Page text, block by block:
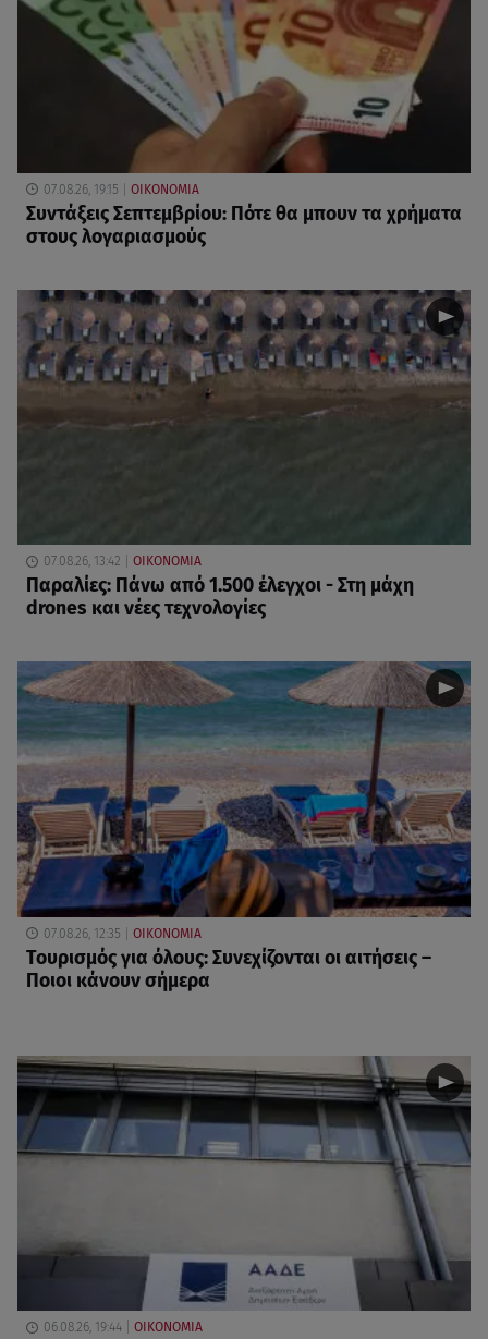
07.08.26, 19:15 ΟΙΚΟΝΟΜΙΑ
Συντάξεις Σεπτεμβρίου: Πότε θα μπουν τα χρήματα
στους λογαριασμούς
07.08.26, 13:42 ΟΙΚΟΝΟΜΙΑ
Παραλίες: Πάνω από 1.500 έλεγχοι - Στη μάχη
drones και νέες τεχνολογίες
07.08.26, 12:35 ΟΙΚΟΝΟΜΙΑ
Τουρισμός για όλους: Συνεχίζονται οι αιτήσεις –
Ποιοι κάνουν σήμερα
06.08.26, 19:44 ΟΙΚΟΝΟΜΙΑ